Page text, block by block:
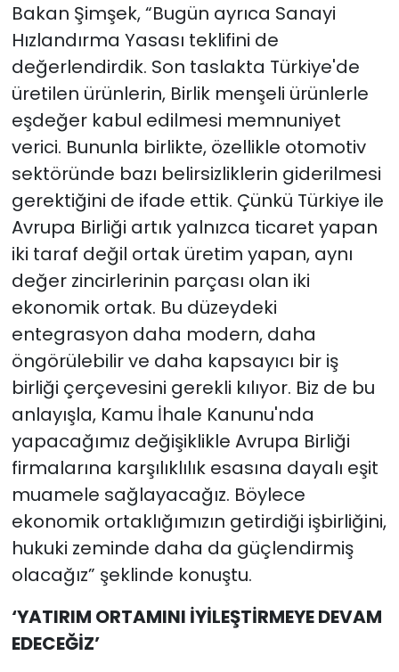
Bakan Şimşek, “Bugün ayrıca Sanayi
Hızlandırma Yasası teklifini de
değerlendirdik. Son taslakta Türkiye'de
üretilen ürünlerin, Birlik menşeli ürünlerle
eşdeğer kabul edilmesi memnuniyet
verici. Bununla birlikte, özellikle otomotiv
sektöründe bazı belirsizliklerin giderilmesi
gerektiğini de ifade ettik. Çünkü Türkiye ile
Avrupa Birliği artık yalnızca ticaret yapan
iki taraf değil ortak üretim yapan, aynı
değer zincirlerinin parçası olan iki
ekonomik ortak. Bu düzeydeki
entegrasyon daha modern, daha
öngörülebilir ve daha kapsayıcı bir iş
birliği çerçevesini gerekli kılıyor. Biz de bu
anlayışla, Kamu İhale Kanunu'nda
yapacağımız değişiklikle Avrupa Birliği
firmalarına karşılıklılık esasına dayalı eşit
muamele sağlayacağız. Böylece
ekonomik ortaklığımızın getirdiği işbirliğini,
hukuki zeminde daha da güçlendirmiş
olacağız” şeklinde konuştu.
‘YATIRIM ORTAMINI İYİLEŞTİRMEYE DEVAM
EDECEĞİZ’